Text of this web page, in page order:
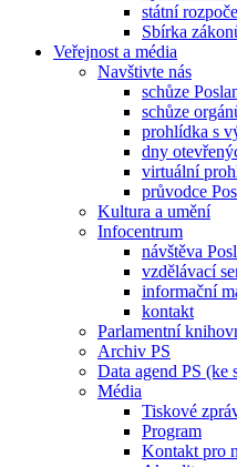
státní
Sbírka
Veřejnost a média
Navštivte nás
schůze
schůze
prohlídka s
dny
virtuální
průvodce
Kultura a umění
Infocentrum
návštěva
vzdělávací
informační
kontakt
Parlamentní
Archiv PS
Data agend PS (ke
Média
Tiskové
Program
Kontakt pro